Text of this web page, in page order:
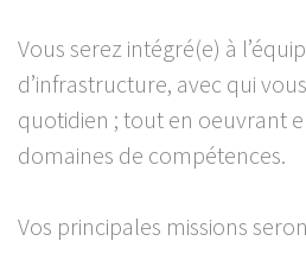
Vous serez intégré(e) à
d’infrastructure, avec qui
quotidien ; tout en oeuvrant
domaines de compétences.
Vos principales missions